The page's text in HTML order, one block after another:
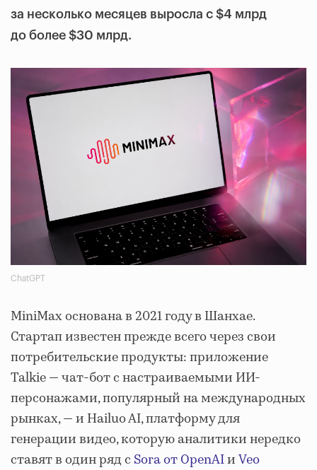
за несколько месяцев выросла с $4 млрд
до более $30 млрд.
ChatGPT
MiniMax основана в 2021 году в Шанхае.
Стартап известен прежде всего через свои
потребительские продукты: приложение
Talkie — чат-бот с настраиваемыми ИИ-
персонажами, популярный на международных
рынках, — и Hailuo AI, платформу для
генерации видео, которую аналитики нередко
ставят в один ряд с Sora от OpenAIиVeo